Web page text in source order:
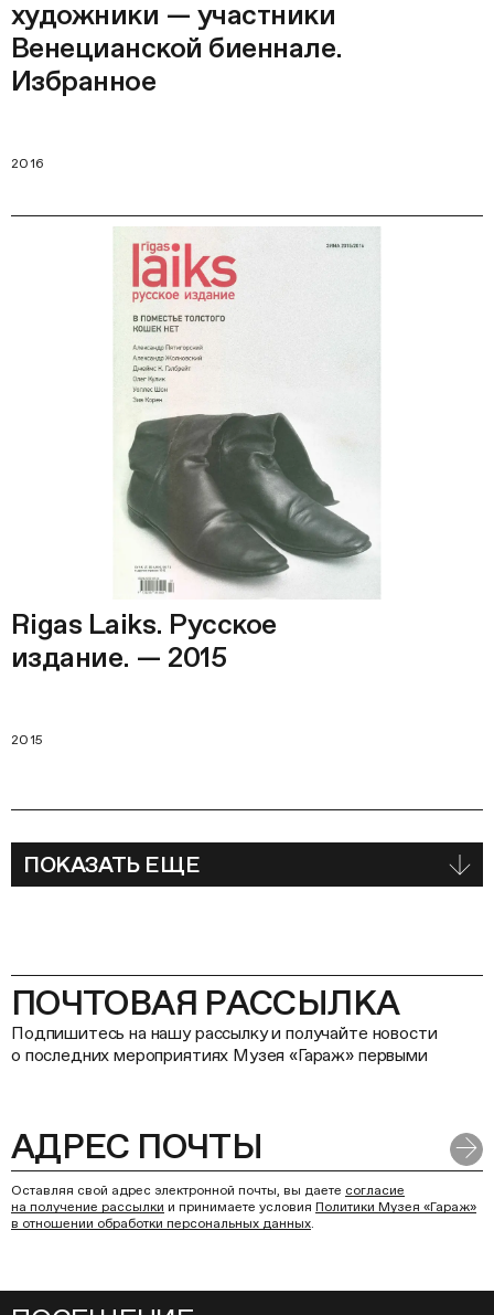
художники — участники
Венецианской биеннале.
Избранное
2016
Rigas Laiks. Русское
издание. — 2015
2015
ПОКАЗАТЬ ЕЩЕ
ПОЧТОВАЯ РАССЫЛКА
Подпишитесь на нашу рассылку и получайте новости
о последних мероприятиях Музея «Гараж» первыми
Оставляя свой адрес электронной почты, вы даете согласие
на получение рассылки и принимаете условия Политики Музея «Гараж»
в отношении обработки персональных данных.